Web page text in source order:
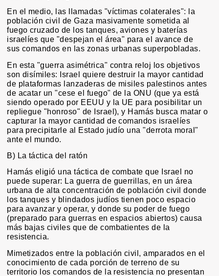
En el medio, las llamadas "víctimas colaterales": la
población civil de Gaza masivamente sometida al
fuego cruzado de los tanques, aviones y baterías
israelíes que "despejan el área" para el avance de
sus comandos en las zonas urbanas superpobladas.
En esta "guerra asimétrica" contra reloj los objetivos
son disímiles: Israel quiere destruir la mayor cantidad
de plataformas lanzaderas de misiles palestinos antes
de acatar un "cese el fuego" de la ONU (que ya está
siendo operado por EEUU y la UE para posibilitar un
repliegue "honroso" de Israel), y Hamás busca matar o
capturar la mayor cantidad de comandos israelíes
para precipitarle al Estado judío una "derrota moral"
ante el mundo.
B) La táctica del ratón
Hamás eligió una táctica de combate que Israel no
puede superar: La guerra de guerrillas, en un área
urbana de alta concentración de población civil donde
los tanques y blindados judíos tienen poco espacio
para avanzar y operar, y donde su poder de fuego
(preparado para guerras en espacios abiertos) causa
más bajas civiles que de combatientes de la
resistencia.
Mimetizados entre la población civil, amparados en el
conocimiento de cada porción de terreno de su
territorio los comandos de la resistencia no presentan